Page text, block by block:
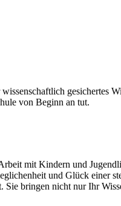
gesichertes
von Beginn an tut.
mit Kindern und
und Glück einer
bringen nicht nur Ihr